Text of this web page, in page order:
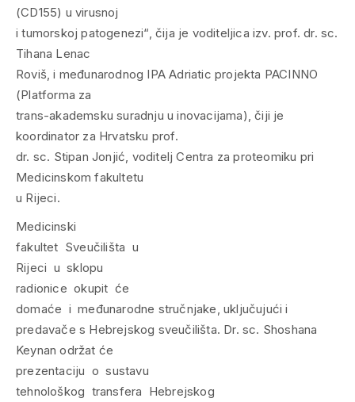
(CD155) u virusnoj
i tumorskoj patogenezi“, čija je voditeljica izv. prof. dr. sc.
Tihana Lenac
Roviš, i međunarodnog IPA Adriatic projekta PACINNO
(Platforma za
trans-akademsku suradnju u inovacijama), čiji je
koordinator za Hrvatsku prof.
dr. sc. Stipan Jonjić, voditelj Centra za proteomiku pri
Medicinskom fakultetu
u Rijeci.
Medicinski
fakultet Sveučilišta u
Rijeci u sklopu
radionice okupit će
domaće i međunarodne stručnjake, uključujući i
predavače s Hebrejskog sveučilišta. Dr. sc. Shoshana
Keynan održat će
prezentaciju o sustavu
tehnološkog transfera Hebrejskog